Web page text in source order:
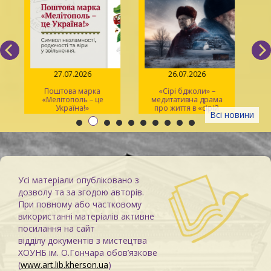
Всі новини
27.07.2026
Поштова марка
«Мелітополь – це
Україна!»
26.07.2026
«Сірі бджоли» –
медитативна драма
про життя в «сірій
зоні»
Усі матеріали опубліковано з
дозволу та за згодою авторів.
При повному або частковому
використанні матеріалів активне
посилання на сайт
відділу документів з мистецтва
ХОУНБ ім. О.Гончара обов’язкове
(www.art.lib.kherson.ua)